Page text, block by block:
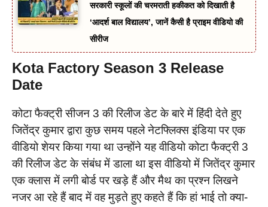
सरकारी स्कूलों की चरमराती हकीकत को दिखाती है
‘आदर्श बाल विद्यालय’, जानें कैसी है प्राइम वीडियो की
सीरीज
Kota Factory Season 3 Release
Date
कोटा फैक्ट्री सीजन 3 की रिलीज डेट के बारे में हिंदी देते हुए
जितेंद्र कुमार द्वारा कुछ समय पहले नेटफ्लिक्स इंडिया पर एक
वीडियो शेयर किया गया था उन्होंने यह वीडियो कोटा फैक्ट्री 3
की रिलीज डेट के संबंध में डाला था इस वीडियो में जितेंद्र कुमार
एक क्लास में लगी बोर्ड पर खड़े हैं और मैथ का प्रश्न लिखने
नजर आ रहे हैं बाद में वह मुड़ते हुए कहते हैं कि हां भाई तो क्या-